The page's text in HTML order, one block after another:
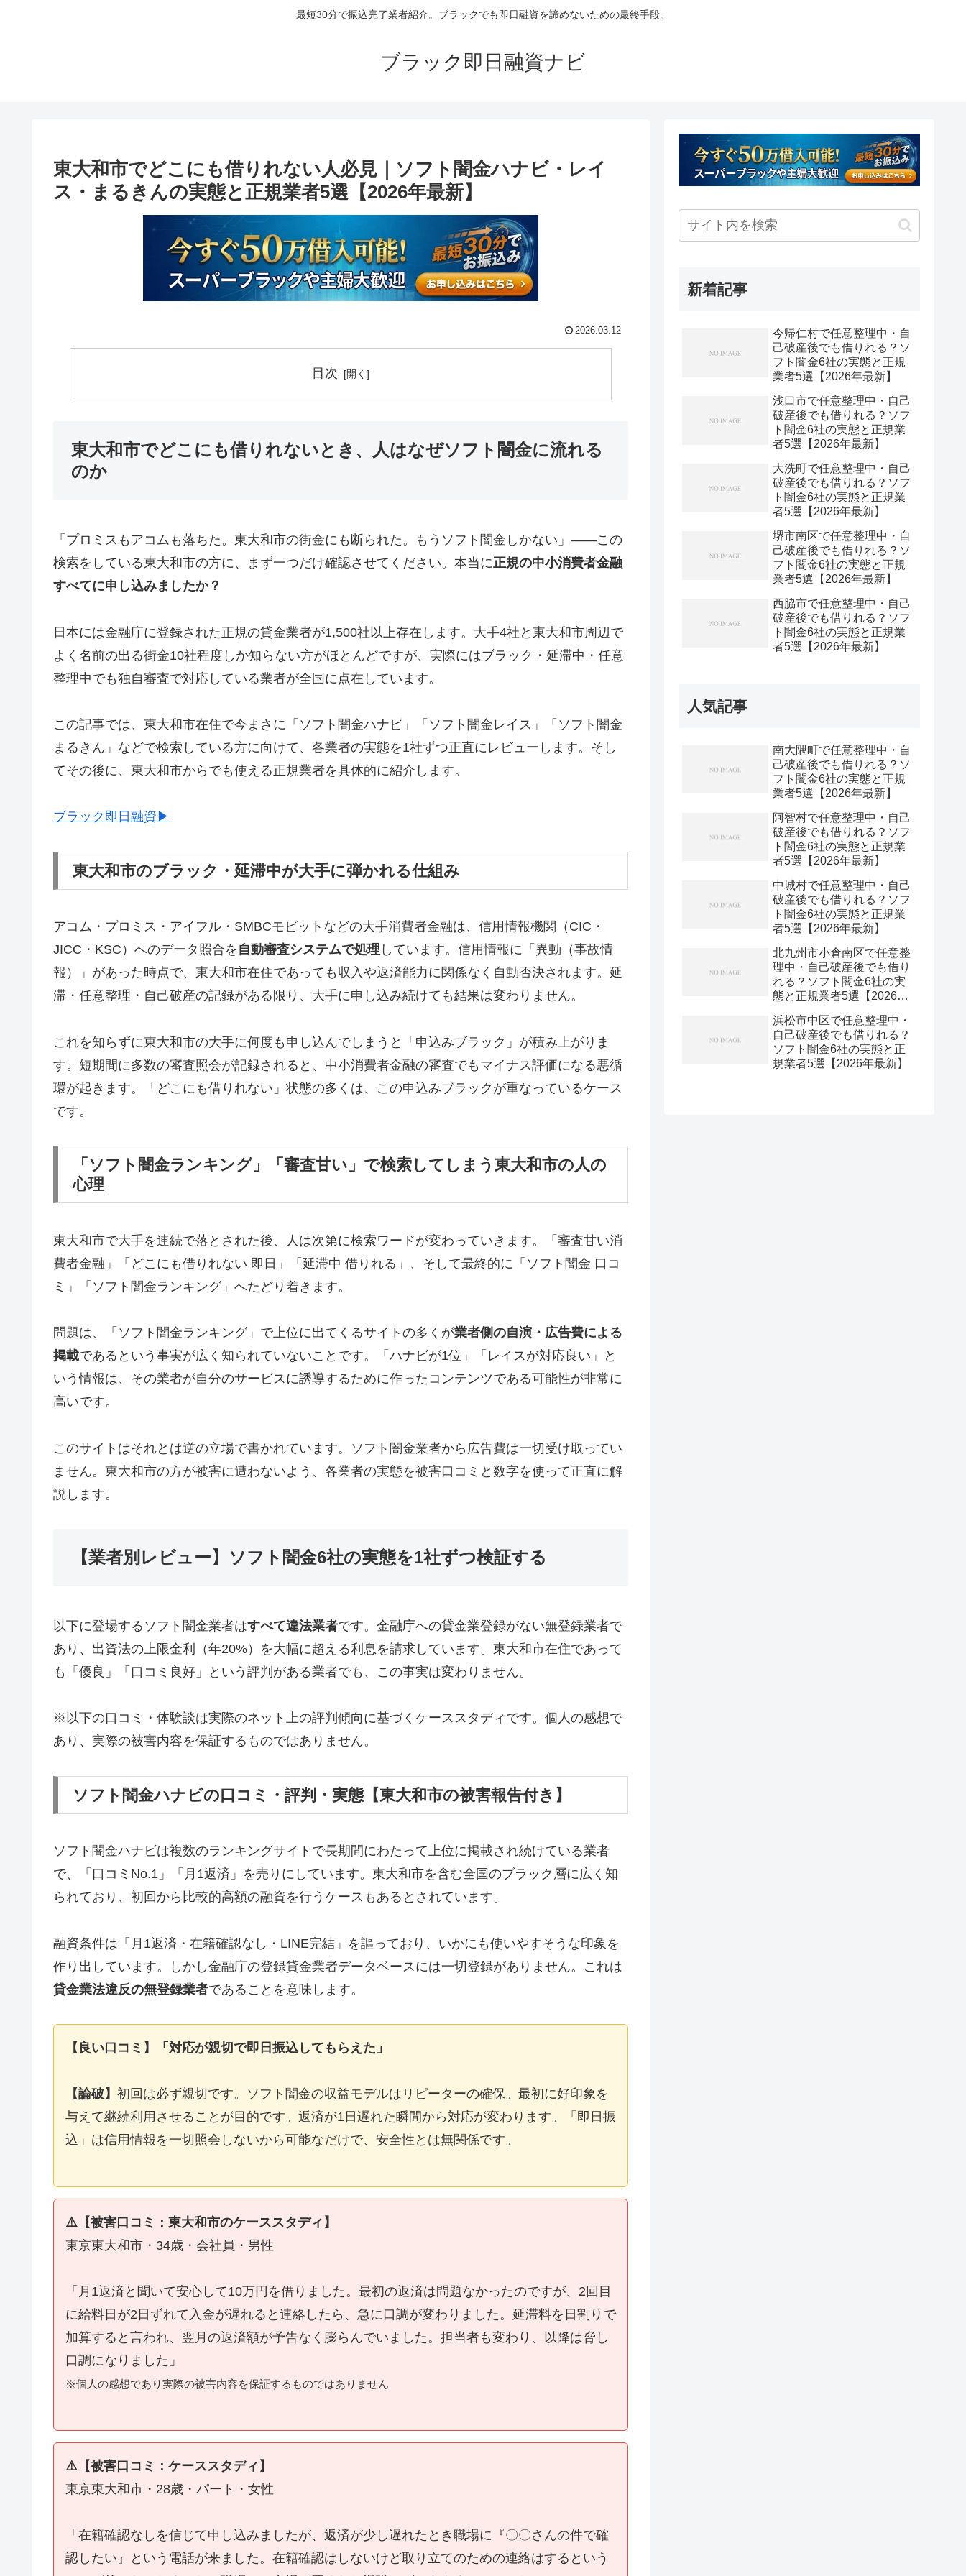
最短30分で振込完了業者紹介。ブラックでも即日融資を諦めないための最終手段。
ブラック即日融資ナビ
東大和市でどこにも借りれない人必見｜ソフト闇金ハナビ・レイ
ス・まるきんの実態と正規業者5選【2026年最新】
2026.03.12
目次
東大和市でどこにも借りれないとき、人はなぜソフト闇金に流れる
のか
「プロミスもアコムも落ちた。東大和市の街金にも断られた。もうソフト闇金しかない」——この
検索をしている東大和市の方に、まず一つだけ確認させてください。本当に正規の中小消費者金融
すべてに申し込みましたか？
日本には金融庁に登録された正規の貸金業者が1,500社以上存在します。大手4社と東大和市周辺で
よく名前の出る街金10社程度しか知らない方がほとんどですが、実際にはブラック・延滞中・任意
整理中でも独自審査で対応している業者が全国に点在しています。
この記事では、東大和市在住で今まさに「ソフト闇金ハナビ」「ソフト闇金レイス」「ソフト闇金
まるきん」などで検索している方に向けて、各業者の実態を1社ずつ正直にレビューします。そし
てその後に、東大和市からでも使える正規業者を具体的に紹介します。
ブラック即日融資▶
東大和市のブラック・延滞中が大手に弾かれる仕組み
アコム・プロミス・アイフル・SMBCモビットなどの大手消費者金融は、信用情報機関（CIC・
JICC・KSC）へのデータ照合を 自動審査システムで処理 しています。信用情報に「異動（事故情
報）」があった時点で、東大和市在住であっても収入や返済能力に関係なく自動否決されます。延
滞・任意整理・自己破産の記録がある限り、大手に申し込み続けても結果は変わりません。
これを知らずに東大和市の大手に何度も申し込んでしまうと「申込みブラック」が積み上がりま
す。短期間に多数の審査照会が記録されると、中小消費者金融の審査でもマイナス評価になる悪循
環が起きます。「どこにも借りれない」状態の多くは、この申込みブラックが重なっているケース
です。
「ソフト闇金ランキング」「審査甘い」で検索してしまう東大和市の人の
心理
東大和市で大手を連続で落とされた後、人は次第に検索ワードが変わっていきます。「審査甘い消
費者金融」「どこにも借りれない 即日」「延滞中 借りれる」、そして最終的に「ソフト闇金 口コ
ミ」「ソフト闇金ランキング」へたどり着きます。
問題は、「ソフト闇金ランキング」で上位に出てくるサイトの多くが業者側の自演・広告費による
掲載であるという事実が広く知られていないことです。「ハナビが1位」「レイスが対応良い」と
いう情報は、その業者が自分のサービスに誘導するために作ったコンテンツである可能性が非常に
高いです。
このサイトはそれとは逆の立場で書かれています。ソフト闇金業者から広告費は一切受け取ってい
ません。東大和市の方が被害に遭わないよう、各業者の実態を被害口コミと数字を使って正直に解
説します。
【業者別レビュー】ソフト闇金6社の実態を1社ずつ検証する
以下に登場するソフト闇金業者はすべて違法業者です。金融庁への貸金業登録がない無登録業者で
あり、出資法の上限金利（年20%）を大幅に超える利息を請求しています。東大和市在住であって
も「優良」「口コミ良好」という評判がある業者でも、この事実は変わりません。
※以下の口コミ・体験談は実際のネット上の評判傾向に基づくケーススタディです。個人の感想で
あり、実際の被害内容を保証するものではありません。
ソフト闇金ハナビの口コミ・評判・実態【東大和市の被害報告付き】
ソフト闇金ハナビは複数のランキングサイトで長期間にわたって上位に掲載され続けている業者
で、「口コミNo.1」「月1返済」を売りにしています。東大和市を含む全国のブラック層に広く知
られており、初回から比較的高額の融資を行うケースもあるとされています。
融資条件は「月1返済・在籍確認なし・LINE完結」を謳っており、いかにも使いやすそうな印象を
作り出しています。しかし金融庁の登録貸金業者データベースには一切登録がありません。これは
貸金業法違反の無登録業者であることを意味します。
【良い口コミ】「対応が親切で即日振込してもらえた」
【論破】 初回は必ず親切です。ソフト闇金の収益モデルはリピーターの確保。最初に好印象を
与えて継続利用させることが目的です。返済が1日遅れた瞬間から対応が変わります。「即日振
込」は信用情報を一切照会しないから可能なだけで、安全性とは無関係です。
⚠️【被害口コミ：東大和市のケーススタディ】
東京東大和市・34歳・会社員・男性
「月1返済と聞いて安心して10万円を借りました。最初の返済は問題なかったのですが、2回目
に給料日が2日ずれて入金が遅れると連絡したら、急に口調が変わりました。延滞料を日割りで
加算すると言われ、翌月の返済額が予告なく膨らんでいました。担当者も変わり、以降は脅し
口調になりました」
※個人の感想であり実際の被害内容を保証するものではありません
⚠️【被害口コミ：ケーススタディ】
東京東大和市・28歳・パート・女性
「在籍確認なしを信じて申し込みましたが、返済が少し遅れたとき職場に『〇〇さんの件で確
認したい』という電話が来ました。在籍確認はしないけど取り立てのための連絡はするという
新着記事
今帰仁村で任意整理中・自
己破産後でも借りれる？ソ
フト闇金6社の実態と正規
業者5選【2026年最新】
浅口市で任意整理中・自己
破産後でも借りれる？ソフ
ト闇金6社の実態と正規業
者5選【2026年最新】
大洗町で任意整理中・自己
破産後でも借りれる？ソフ
ト闇金6社の実態と正規業
者5選【2026年最新】
堺市南区で任意整理中・自
己破産後でも借りれる？ソ
フト闇金6社の実態と正規
業者5選【2026年最新】
西脇市で任意整理中・自己
破産後でも借りれる？ソフ
ト闇金6社の実態と正規業
者5選【2026年最新】
人気記事
南大隅町で任意整理中・自
己破産後でも借りれる？ソ
フト闇金6社の実態と正規
業者5選【2026年最新】
阿智村で任意整理中・自己
破産後でも借りれる？ソフ
ト闇金6社の実態と正規業
者5選【2026年最新】
中城村で任意整理中・自己
破産後でも借りれる？ソフ
ト闇金6社の実態と正規業
者5選【2026年最新】
北九州市小倉南区で任意整
理中・自己破産後でも借り
れる？ソフト闇金6社の実
態と正規業者5選【2026年
浜松市中区で任意整理中・
自己破産後でも借りれる？
ソフト闇金6社の実態と正
規業者5選【2026年最新】